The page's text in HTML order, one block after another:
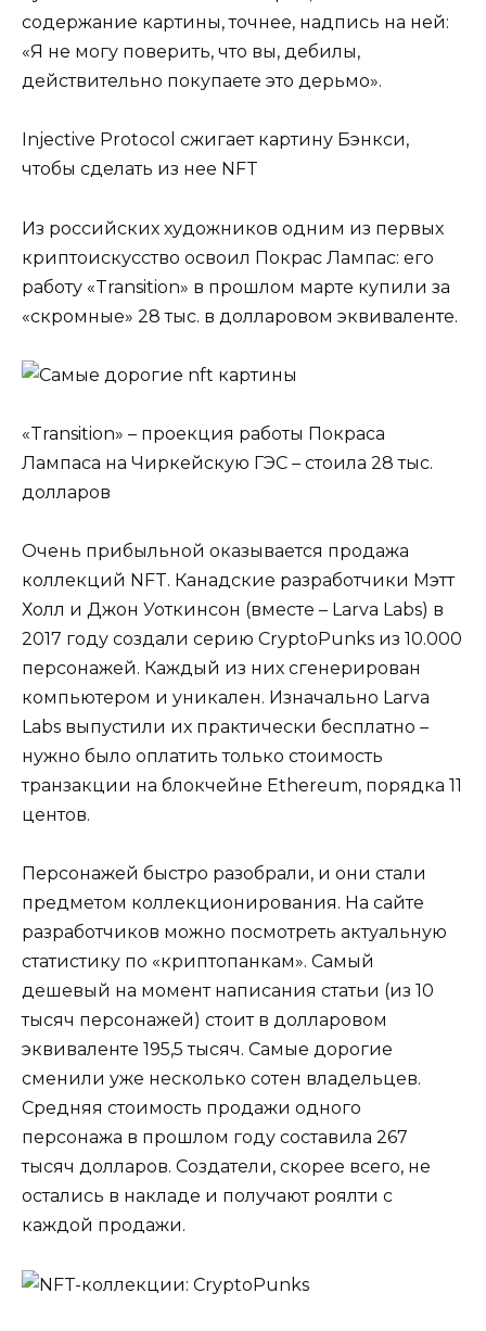
содержание картины, точнее, надпись на ней:
«Я не могу поверить, что вы, дебилы,
действительно покупаете это дерьмо».
Injective Protocol сжигает картину Бэнкси,
чтобы сделать из нее NFT
Из российских художников одним из первых
криптоискусство освоил Покрас Лампас: его
работу «Transition» в прошлом марте купили за
«скромные» 28 тыс. в долларовом эквиваленте.
«Transition» – проекция работы Покраса
Лампаса на Чиркейскую ГЭС – стоила 28 тыс.
долларов
Очень прибыльной оказывается продажа
коллекций NFT. Канадские разработчики Мэтт
Холл и Джон Уоткинсон (вместе – Larva Labs) в
2017 году создали серию CryptoPunks из 10.000
персонажей. Каждый из них сгенерирован
компьютером и уникален. Изначально Larva
Labs выпустили их практически бесплатно –
нужно было оплатить только стоимость
транзакции на блокчейне Ethereum, порядка 11
центов.
Персонажей быстро разобрали, и они стали
предметом коллекционирования. На сайте
разработчиков можно посмотреть актуальную
статистику по «криптопанкам». Самый
дешевый на момент написания статьи (из 10
тысяч персонажей) стоит в долларовом
эквиваленте 195,5 тысяч. Самые дорогие
сменили уже несколько сотен владельцев.
Средняя стоимость продажи одного
персонажа в прошлом году составила 267
тысяч долларов. Создатели, скорее всего, не
остались в накладе и получают роялти с
каждой продажи.